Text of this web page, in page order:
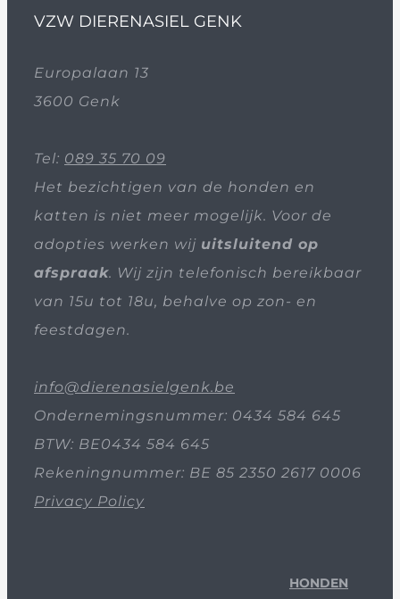
VZW DIERENASIEL GENK
Europalaan 13
3600 Genk
Tel: 089 35 70 09
Het bezichtigen van de honden en
katten is niet meer mogelijk. Voor de
adopties werken wij uitsluitend op
afspraak. Wij zijn telefonisch bereikbaar
van 15u tot 18u, behalve op zon- en
feestdagen.
info@dierenasielgenk.be
Ondernemingsnummer: 0434 584 645
BTW: BE0434 584 645
Rekeningnummer: BE 85 2350 2617 0006
Privacy Policy
HONDEN